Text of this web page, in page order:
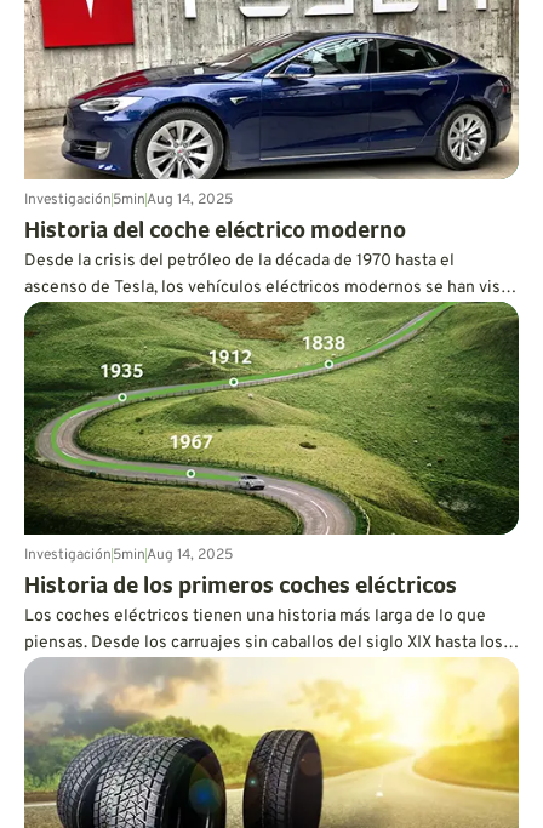
Sin embargo, aún quedan muchos desafíos.
Investigación5minAug 14, 2025
Historia del coche eléctrico moderno
Desde la crisis del petróleo de la década de 1970 hasta el
ascenso de Tesla, los vehículos eléctricos modernos se han visto
moldeados por la escasez de combustible, la política ambiental y
los avances en materia de baterías. Descubra cómo estas fuerzas
transformaron los coches eléctricos en los vehículos actuales de
alto rendimiento para el mercado masivo.
Investigación5minAug 14, 2025
Historia de los primeros coches eléctricos
Los coches eléctricos tienen una historia más larga de lo que
piensas. Desde los carruajes sin caballos del siglo XIX hasta los
taxis de principios del siglo XX, esta es la historia de cómo los
vehículos eléctricos surgieron, cayeron y evolucionaron a través
de la innovación, la competencia y la tecnología cambiante.